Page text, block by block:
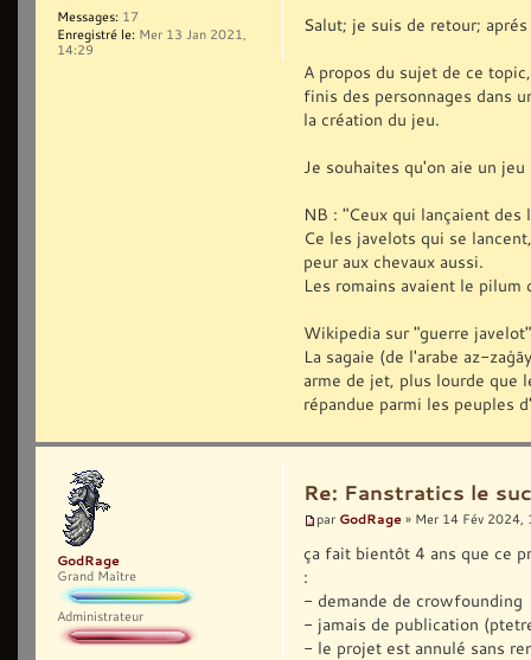
Salut; je suis de retour;
A propos du sujet de ce
finis des personnages dans
la création du jeu.
Je souhaites qu'on aie un
NB : "Ceux qui lançaient des
Ce les javelots qui se
peur aux chevaux aussi.
Les romains avaient le pilum
Wikipedia sur "guerre javelot"
La sagaie (de l'arabe az-
arme de jet, plus lourde que
répandue parmi les peuples
Messages: 17
Enregistré le: Mer 13 Jan 2021,
14:29
Re: Fanstratics le
par GodRage » Mer 14 Fév 2024,
ça fait bientôt 4 ans que ce
:
- demande de crowfounding
- jamais de publication
- le projet est annulé sans
GodRage
Grand Maître
Administrateur